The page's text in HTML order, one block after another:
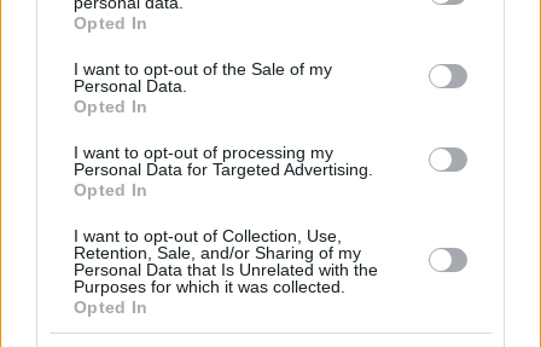
grant or deny consent to Google and its third-party tags to
use your data for below specified purposes in below Google
consent section.
Opted In
I want to opt-out of the Sale of my
Personal Data.
Opted In
I want to opt-out of processing my
Personal Data for Targeted Advertising.
Opted In
I want to opt-out of Collection, Use,
Retention, Sale, and/or Sharing of my
Personal Data that Is Unrelated with the
Purposes for which it was collected.
Opted In
Βασίλης Κικίλιας.
Εργαζόμαστε σκληρά και μεθοδικά ώστε να
είμαστε leaders στον Τουρισμό.
αποδίδει όπως φαίνεται από τα έως τώρα
στοιχεία των προκρατήσεων και καλώς εχόντων
των πραγμάτων, το 2022 ο ελληνικός Τουρισμός
θα είναι πρωταγωνιστής», επισήμανε ο κ.
Κικίλιας.
Απευθυνόμενος προς τον Διευθύνοντα